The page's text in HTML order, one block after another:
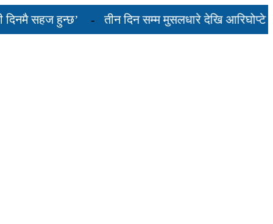
सहज हुन्छ’
तीन दिन सम्म मुसलधारे देखि आरिघोप्टे